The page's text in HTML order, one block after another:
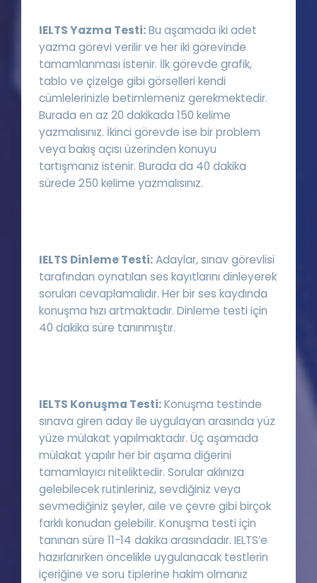
IELTS Yazma Testi:Bu aşamada iki adet
yazma görevi verilir ve her iki görevinde
tamamlanması istenir. İlk görevde grafik,
tablo ve çizelge gibi görselleri kendi
cümlelerinizle betimlemeniz gerekmektedir.
Burada en az 20 dakikada 150 kelime
yazmalısınız. İkinci görevde ise bir problem
veya bakış açısı üzerinden konuyu
tartışmanız istenir. Burada da 40 dakika
sürede 250 kelime yazmalısınız.
IELTS Dinleme Testi:Adaylar, sınav görevlisi
tarafından oynatılan ses kayıtlarını dinleyerek
soruları cevaplamalıdır. Her bir ses kaydında
konuşma hızı artmaktadır. Dinleme testi için
40 dakika süre tanınmıştır.
IELTS Konuşma Testi:Konuşma testinde
sınava giren aday ile uygulayan arasında yüz
yüze mülakat yapılmaktadır. Üç aşamada
mülakat yapılır her bir aşama diğerini
tamamlayıcı niteliktedir. Sorular aklınıza
gelebilecek rutinleriniz, sevdiğiniz veya
sevmediğiniz şeyler, aile ve çevre gibi birçok
farklı konudan gelebilir. Konuşma testi için
tanınan süre 11-14 dakika arasındadır. IELTS’e
hazırlanırken öncelikle uygulanacak testlerin
içeriğine ve soru tiplerine hakim olmanız